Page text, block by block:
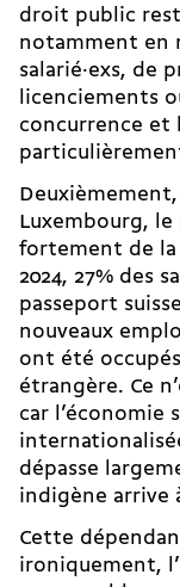
droit public
notamment en
salarié·exs, de
licenciements
concurrence et
Luxembourg,
fortement de la
2024, 27% des
passeport
nouveaux
ont été
étrangère. Ce
car l’économie
dépasse
indigène arrive
Cette
ironiquement,